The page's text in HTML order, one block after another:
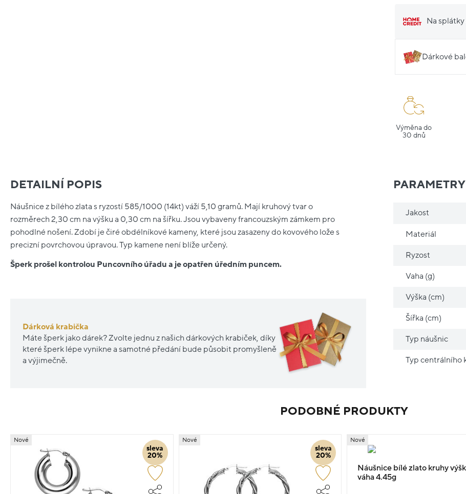
Na
Dárkové
Výměna do
30 dnů
DETAILNÍ POPIS
Náušnice z bílého zlata s ryzostí 585/1000 (14kt) váží 5,10 gramů. Mají kruhový tvar o
rozměrech 2,30 cm na výšku a 0,30 cm na šířku. Jsou vybaveny francouzským zámkem pro
pohodlné nošení. Zdobí je čiré obdélníkové kameny, které jsou zasazeny do kovového lože s
precizní povrchovou úpravou. Typ kamene není blíže určený.
Šperk prošel kontrolou Puncovního úřadu a je opatřen úředním puncem.
Dárková krabička
Máte šperk jako dárek? Zvolte jednu z našich dárkových krabiček, díky
které šperk lépe vynikne a samotné předání bude působit promyšleně
a výjimečně.
PARAMETRY
Jakost
Materiál
Ryzost
Vaha (g)
Výška (cm)
Šířka (cm)
Typ náušnic
Typ centrálního
PODOBNÉ PRODUKTY
sleva
20%
Nové
sleva
20%
Nové Nové
Náušnice bílé zlato kruhy
váha 4.45g